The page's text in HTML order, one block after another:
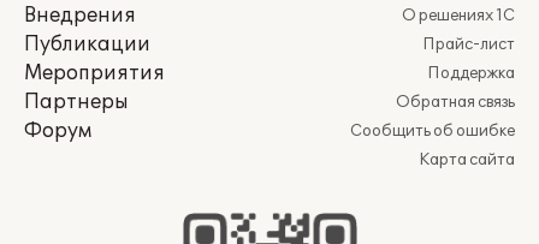
Внедрения
Публикации
Мероприятия
Партнеры
Форум
О решениях 1С
Прайс-лист
Поддержка
Обратная связь
Сообщить об ошибке
Карта сайта